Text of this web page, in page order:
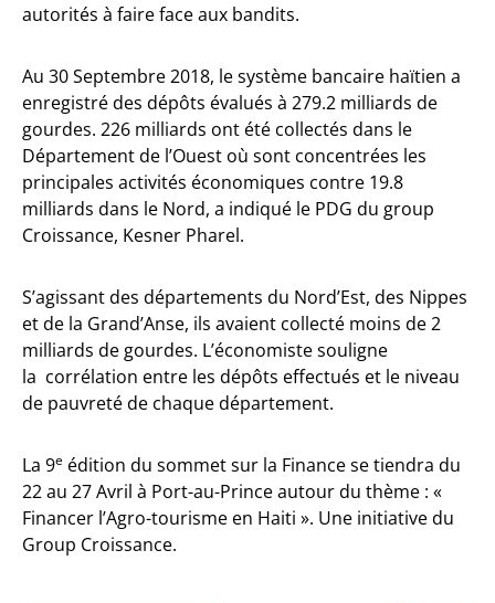
autorités à faire face aux bandits.
Au 30 Septembre 2018, le système bancaire haïtien a
enregistré des dépôts évalués à 279.2 milliards de
gourdes. 226 milliards ont été collectés dans le
Département de l’Ouest où sont concentrées les
principales activités économiques contre 19.8
milliards dans le Nord, a indiqué le PDG du group
Croissance, Kesner Pharel.
S’agissant des départements du Nord’Est, des Nippes
et de la Grand’Anse, ils avaient collecté moins de 2
milliards de gourdes. L’économiste souligne
la corrélation entre les dépôts effectués et le niveau
de pauvreté de chaque département.
La 9e édition du sommet sur la Finance se tiendra du
22 au 27 Avril à Port-au-Prince autour du thème : «
Financer l’Agro-tourisme en Haiti ». Une initiative du
Group Croissance.